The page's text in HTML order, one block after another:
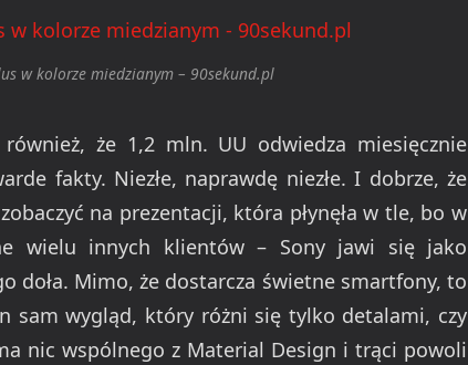
w kolorze miedzianym – 90sekund.pl
że 1,2 mln. UU odwiedza miesięcznie
fakty. Niezłe, naprawdę niezłe. I dobrze, że
na prezentacji, która płynęła w tle, bo w
wielu innych klientów – Sony jawi się jako
doła. Mimo, że dostarcza świetne smartfony, to
sam wygląd, który różni się tylko detalami, czy
nic wspólnego z Material Design i trąci powoli